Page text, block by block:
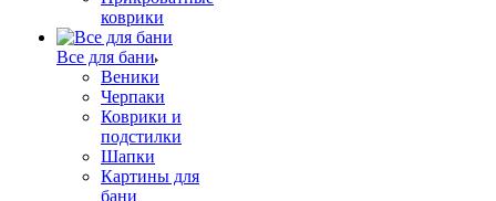
коврики
Все для бани
Веники
Черпаки
Коврики и
подстилки
Шапки
Картины для
бани